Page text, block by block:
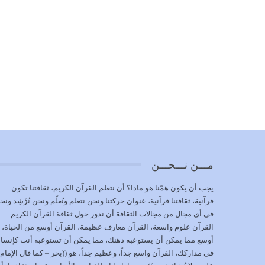
مـــن نـــحـــن
يجب أن يكون همّنا هو ماذا؟ أن نتعلم القرآن الكريم، ثقافتنا تكون
قرآنية، ثقافتنا قرآنية، عنوان حركتنا ونحن نتعلم ونُعلّم ونحن نُرْشِد
في أي مجال من مجالات الثقافة أن ندور حول ثقافة القرآن الكريم.
القرآن علوم واسعة، القرآن معارف عظيمة، القرآن أوسع من الحياة،
أوسع مما يمكن أن يستوعبه ذهنك، مما يمكن أن تستوعبه أنت
في مداركك، القرآن واسع جداً، وعظيم جداً، هو ((بحر – كما قال الإمام